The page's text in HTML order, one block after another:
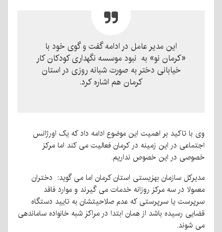
این مدیر عامل در ادامه گفت و گوی خود با
«کرمان نو» به نبود موسسه نگهداری کودکان کار
خیابانی دختر به صورت شبانه روزی در استان
کرمان هم اشاره کرد.
وی با تاکید بر اهمیت این موضوع ادامه داد که یک اورژانس
اجتماعی در این زمینه در کرمان فعالیت می کند اما مرکز
خصوصی در این خصوص نداریم.
مدیرکل سازمان بهزیستی استان کرمان اما می گوید: دختران
معمولا در سه مركز روزانه خدمات می گيرند و موارد فاقد
سرپرست يا سرپرستی كه عدم صلاحيتشان به تاييد دستگاه
قضايی رسيده باشد از همان ابتدا در مراكز شبه خانواده ساماندهی
می شوند.